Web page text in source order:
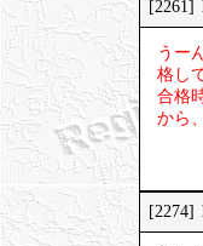
[2261]
うー
格し
合格
から
[2274]